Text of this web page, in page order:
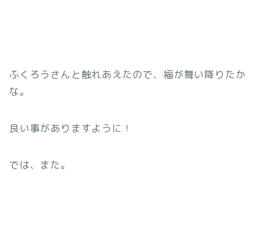
ふくろうさんと触れあえたので、福が舞い降りたか
な。
良い事がありますように！
では、また。